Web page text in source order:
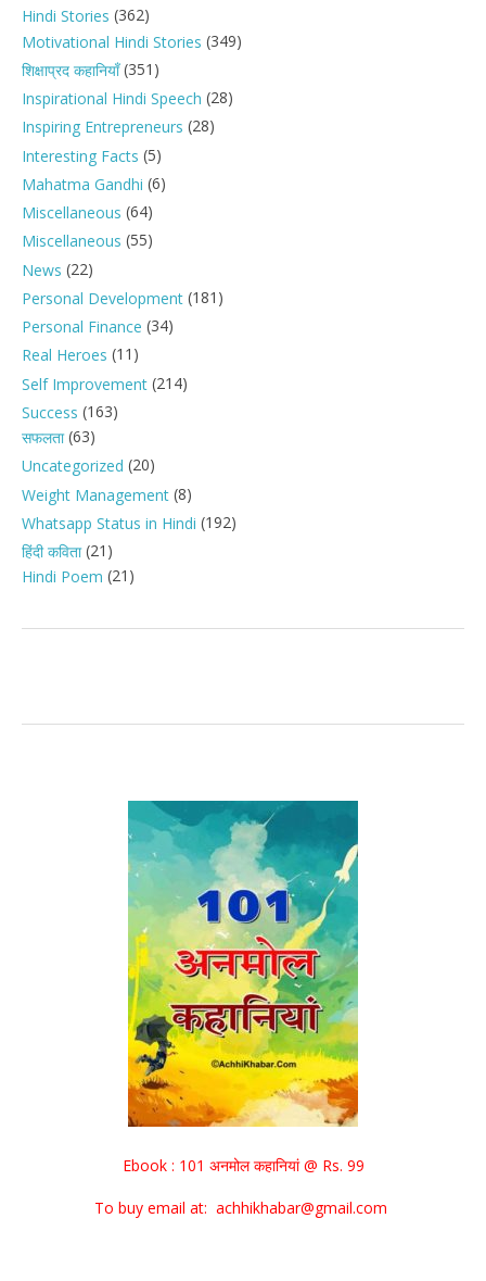
Hindi Stories (362)
Motivational Hindi Stories (349)
शिक्षाप्रद कहानियाँ(351)
Inspirational Hindi Speech (28)
Inspiring Entrepreneurs (28)
Interesting Facts (5)
Mahatma Gandhi (6)
Miscellaneous (64)
Miscellaneous (55)
News (22)
Personal Development (181)
Personal Finance (34)
Real Heroes (11)
Self Improvement (214)
Success (163)
सफलता(63)
Uncategorized (20)
Weight Management (8)
Whatsapp Status in Hindi (192)
हिंदी कविता(21)
Hindi Poem (21)
Ebook : 101 अनमोल कहानियां @ Rs. 99
To buy email at: achhikhabar@gmail.com